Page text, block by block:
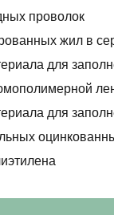
проволок
жил в
для
для